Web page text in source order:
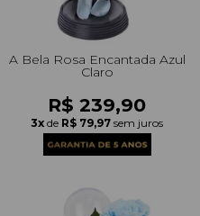
A Bela Rosa Encantada Azul
Claro
R$ 239,90
3x de R$ 79,97 sem juros